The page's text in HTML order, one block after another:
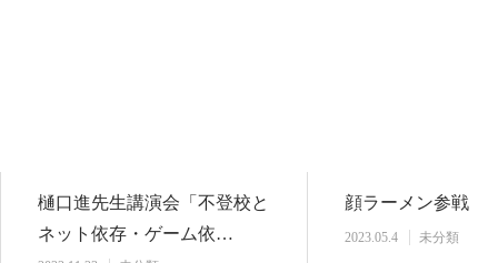
樋口進先生講演会「不登校と
ネット依存・ゲーム依…
顔ラーメン参戦
2023.05.4 未分類